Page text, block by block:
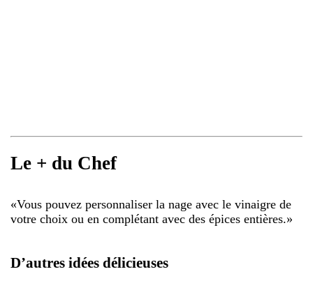
Le + du Chef
«Vous pouvez personnaliser la nage avec le vinaigre de
votre choix ou en complétant avec des épices entières.»
D’autres idées délicieuses